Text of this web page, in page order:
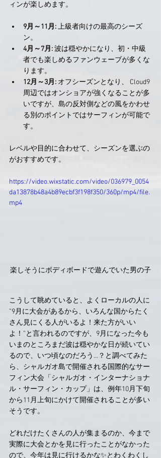
ィンが楽しめます。
9月～11月: 上級者向けの最高のシーズ
ン。
4月～7月: 波は穏やかになり、初・中級
者でも楽しめるファンウェーブが多くな
ります。
12月～3月: オフシーズンとなり、 Cloud9
周辺ではオンショアが強くなることが多
いですが、島の反対側などの風をかわせ
る別のポイントではサーフィンが可能で
す。
レベルや目的に合わせて、シーズンを選ぶの
がおすすめです。
https://video.wixstatic.com/video/036979_0054
da13878b48a4b89ecbf3f198f350/360p/mp4/file.
mp4
楽しそうにボディボードで遊んでいた男の子
こうして眺めていると、よくローカルの人に
”9月に大会があるから、いろんな国からたく
さん見にくる人がいるよ！来た方がいい
よ！”と言われるのですが、9月になった今も
いまのところまだ波は穏やかな日が続いてい
るので、いつ頃なのだろう…？と調べてみた
ら、シャルガオ島で開催される国際的なサー
フィン大会「シャルガオ・インターナショナ
ル・サーフィン・カップ」は、例年10月下旬
から11月上旬にかけて開催されることが多い
そうです。
どれだけたくさんの人が集まるのか、今まで
実際に大会とかを見に行ったことがなかった
ので、今年は見に行けるかな✨とわくわくし